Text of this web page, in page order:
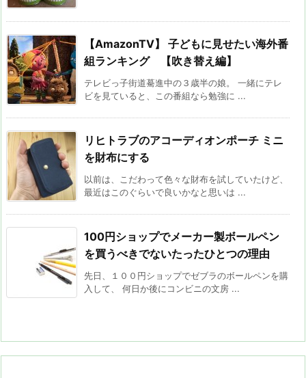
【AmazonTV】 子どもに見せたい海外番
組ランキング 【吹き替え編】
テレビっ子街道驀進中の３歳半の娘。 一緒にテレ
ビを見ていると、この番組なら勉強に ...
リヒトラブのアコーディオンポーチ ミニ
を財布にする
以前は、こだわって色々な財布を試していたけど、
最近はこのぐらいで良いかなと思いは ...
100円ショップでメーカー製ボールペン
を買うべきでないたったひとつの理由
先日、１００円ショップでゼブラのボールペンを購
入して、 何日か後にコンビニの文房 ...